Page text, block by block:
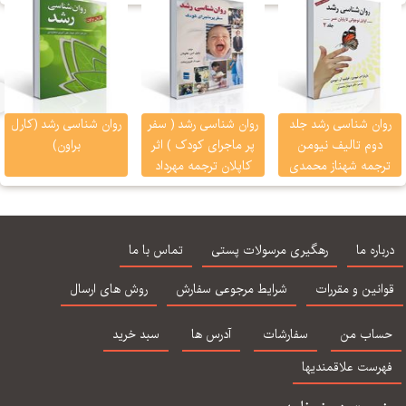
سید محمدی
شناسی رشد جلد
دوم تالیف نیومن
شهناز محمدی
روان شناسی رشد ( سفر
پر ماجرای کودک ) اثر
کاپلان ترجمه مهرداد
فیروزبخت
روان شناسی رشد (كارل
براون)
ما رهگیری مرسولات پستی
تماس با ما
و مقررات
شرایط مرجوعی سفارش روش های ارسال
من سفارشات آدرس ها
سبد خرید
علاقمندیها